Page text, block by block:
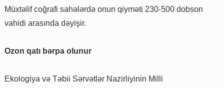
Müxtəlif coğrafi sahələrdə onun qiyməti 230-500 dobson
vahidi arasında dəyişir.
Ozon qatı bərpa olunur
Ekologiya və Təbii Sərvətlər Nazirliyinin Milli